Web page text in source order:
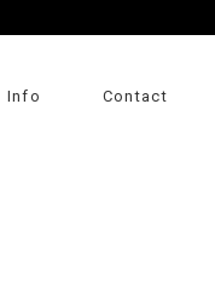
Info Contact